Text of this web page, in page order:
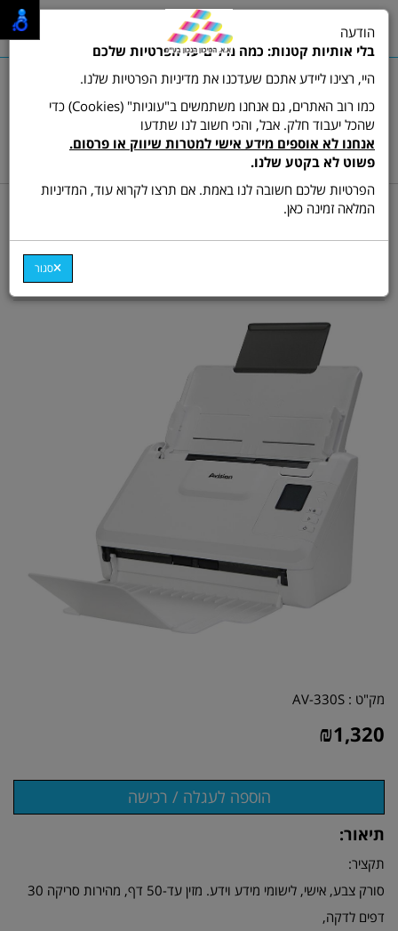
שרות לקוחות ותמיכה:03-9511473
hamikun4u@gmail.com
תפריט
דף בית סורקים
סורק צבעוני חד צדדי Avision
מק"ט : AV-330S
₪1,320
תיאור:
תקציר:
סורק צבע, אישי, לישומי מידע וידע. מזין עד-50 דף, מהירות סריקה 30
דפים לדקה,
הודעה
בלי אותיות קטנות: כמה מילים על הפרטיות שלכם
היי, רצינו ליידע אתכם שעדכנו את מדיניות הפרטיות שלנו.
כמו רוב האתרים, גם אנחנו משתמשים ב"עוגיות" (Cookies) כדי
שהכל יעבוד חלק. אבל, והכי חשוב לנו שתדעו
אנחנו לא אוספים מידע אישי למטרות שיווק או פרסום.
פשוט לא בקטע שלנו.
הפרטיות שלכם חשובה לנו באמת. אם תרצו לקרוא עוד, המדיניות
המלאה זמינה כאן.
סגור